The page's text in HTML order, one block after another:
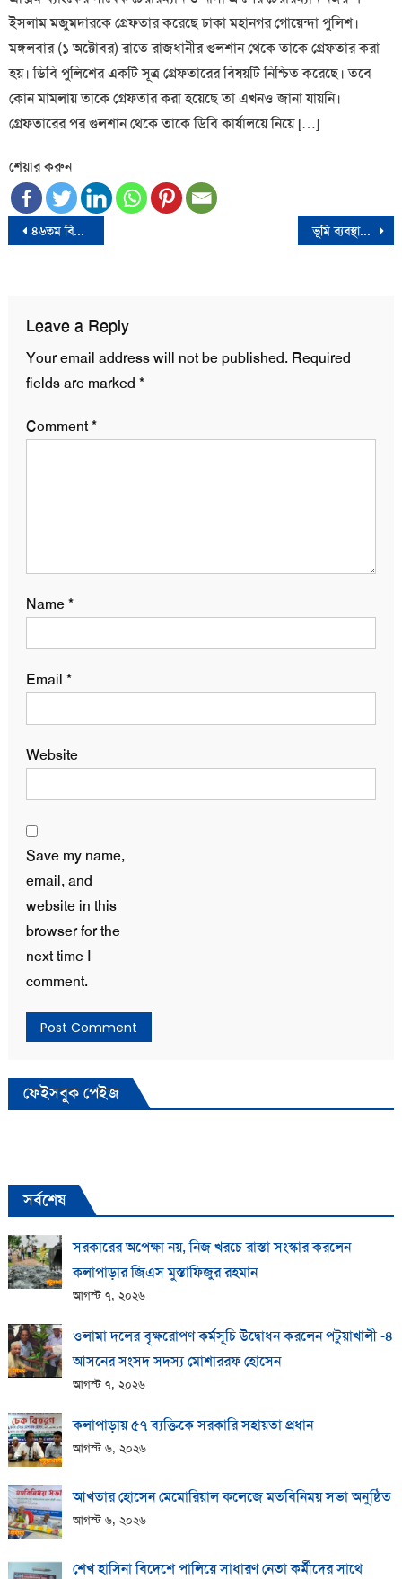
ইসলাম মজুমদারকে গ্রেফতার করেছে ঢাকা মহানগর গোয়েন্দা পুলিশ।
মঙ্গলবার (১ অক্টোবর) রাতে রাজধানীর গুলশান থেকে তাকে গ্রেফতার করা
হয়। ডিবি পুলিশের একটি সূত্র গ্রেফতারের বিষয়টি নিশ্চিত করেছে। তবে
কোন মামলায় তাকে গ্রেফতার করা হয়েছে তা এখনও জানা যায়নি।
গ্রেফতারের পর গুলশান থেকে তাকে ডিবি কার্যালয়ে নিয়ে […]
শেয়ার করুন
Post
৪৬তম বিসিএস প্রিলিমিনারির তারিখ পরিবর্তন ভূমি ব্যবস্থাপনায় সুশাসন নিশ্চিত করা জরুরি: মানবাধিকার কমিশন চেয়ারম্যান
Leave a Reply
Your email address will not be published. Required
fields are marked *
Comment*
Name*
Email *
Website
Save my name,
email, and
website in this
browser for the
next time I
comment.
ফেইসবুক পেইজ
সর্বশেষ
সরকারের অপেক্ষা নয়, নিজ খরচে রাস্তা সংস্কার করলেন
কলাপাড়ার জিএস মুস্তাফিজুর রহমান
আগস্ট ৭, ২০২৬
ওলামা দলের বৃক্ষরোপণ কর্মসূচি উদ্বোধন করলেন পটুয়াখালী -৪
আসনের সংসদ সদস্য মোশাররফ হোসেন
আগস্ট ৭, ২০২৬
কলাপাড়ায় ​৫৭ ব্যক্তিকে সরকারি সহায়তা প্রধান
আগস্ট ৬, ২০২৬
আখতার হোসেন মেমোরিয়াল কলেজে মতবিনিময় সভা অনুষ্ঠিত
আগস্ট ৬, ২০২৬
শেখ হাসিনা বিদেশে পালিয়ে সাধারণ নেতা কর্মীদের সাথে